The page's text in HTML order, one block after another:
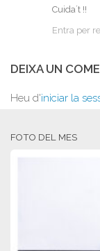
Cuida´t !!
Entra per
DEIXA UN
Heu d'iniciar la
FOTO DEL MES